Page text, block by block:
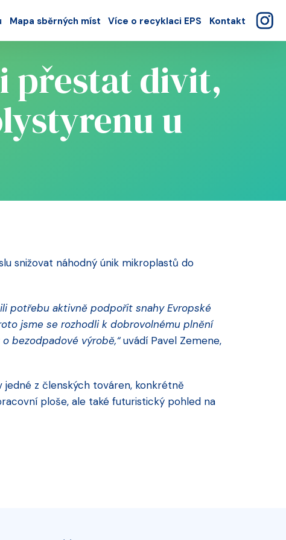
Mapa sběrných míst Více o recyklaci EPS Kontakt
přestat divit,
u
snižovat náhodný únik mikroplastů do
potřebu aktivně podpořit snahy Evropské
jsme se rozhodli k dobrovolnému plnění
bezodpadové výrobě,“uvádí Pavel Zemene,
z členských továren, konkrétně
ploše, ale také futuristický pohled na